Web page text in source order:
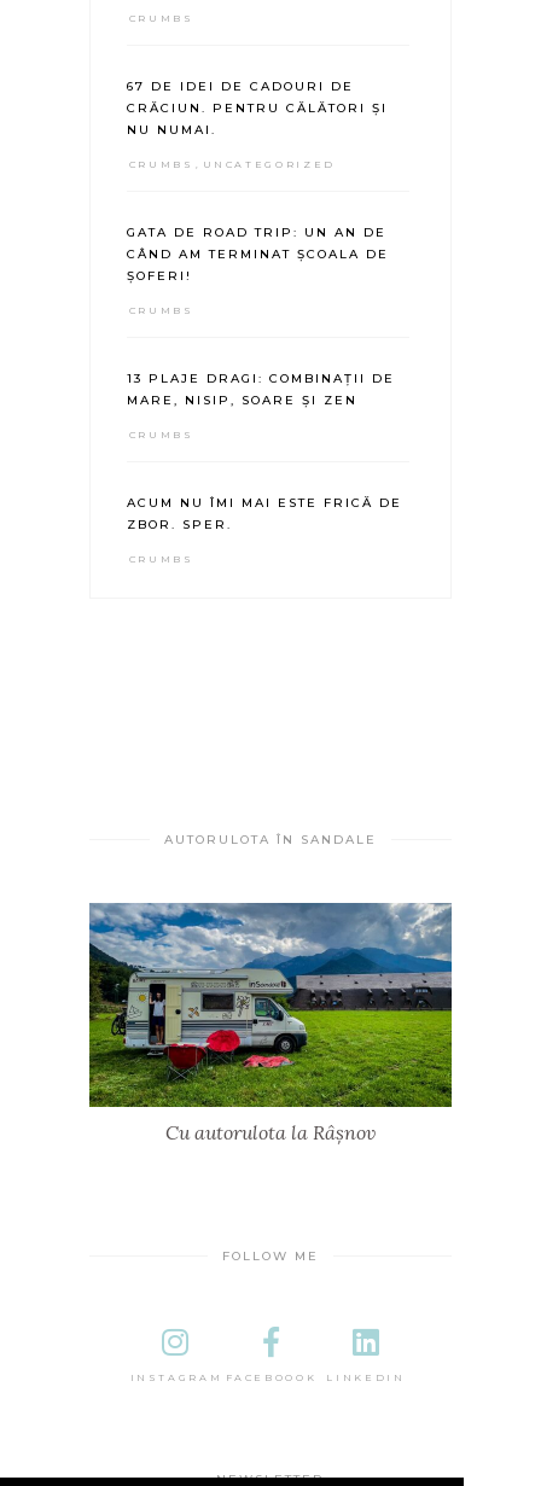
CRUMBS
67 DE IDEI DE CADOURI DE
CRĂCIUN. PENTRU CĂLĂTORI ȘI
NU NUMAI.
CRUMBS , UNCATEGORIZED
GATA DE ROAD TRIP: UN AN DE
CÂND AM TERMINAT ȘCOALA DE
ȘOFERI!
CRUMBS
13 PLAJE DRAGI: COMBINAȚII DE
MARE, NISIP, SOARE ȘI ZEN
CRUMBS
ACUM NU ÎMI MAI ESTE FRICĂ DE
ZBOR. SPER.
CRUMBS
AUTORULOTA ÎN SANDALE
Cu autorulota la Râșnov
FOLLOW ME
INSTAGRAM FACEBOOOK LINKEDIN
NEWSLETTER